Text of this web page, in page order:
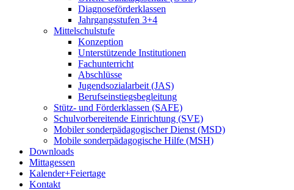
Diagnoseförderklassen
Jahrgangsstufen 3+4
Mittelschulstufe
Konzeption
Unterstützende Institutionen
Fachunterricht
Abschlüsse
Jugendsozialarbeit (JAS)
Berufseinstiegsbegleitung
Stütz- und Förderklassen (SAFE)
Schulvorbereitende Einrichtung (SVE)
Mobiler sonder­­pädagogischer Dienst (MSD)
Mobile sonder­pädagogische Hilfe (MSH)
Downloads
Mittagessen
Kalender+Feiertage
Kontakt